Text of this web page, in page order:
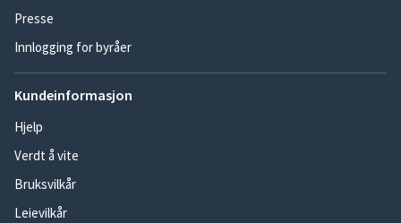
Presse
Innlogging for byråer
Kundeinformasjon
Hjelp
Verdt å vite
Bruksvilkår
Leievilkår